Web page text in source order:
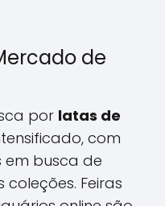
de
por latas de
com
em busca de
Feiras